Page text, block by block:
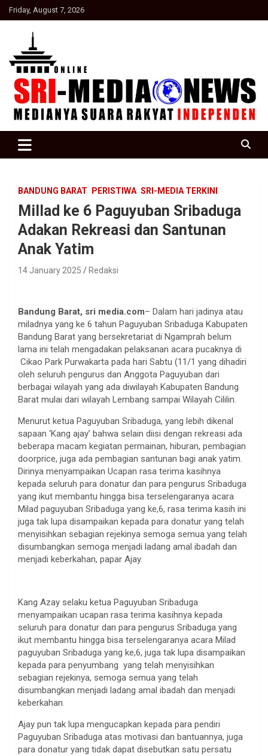
Skip
to
Friday, August 7, 2026
SRI Media news
BANDUNG BARAT PERISTIWA SRI-MEDIA TERKINI
Millad ke 6 Paguyuban Sribaduga
Adakan Rekreasi dan Santunan
Anak Yatim
14 January 2025 Redaksi
Bandung Barat, sri media.com– Dalam hari jadinya atau
miladnya yang ke 6 tahun Paguyuban Sribaduga Kabupaten
Bandung Barat yang bersekretariat di Ngamprah belum
lama ini telah mengadakan pelaksanan acara pucaknya di
Cikao Park Purwakarta pada hari Sabtu (11/1 yang dihadiri
oleh seluruh pengurus dan Anggota Paguyuban dari
berbagai wilayah yang ada diwilayah Kabupaten Bandung
Barat mulai dari wilayah Lembang sampai Wilayah Cililin.
Menurut ketua Paguyuban Sribaduga, yang lebih dikenal
sapaan ‘Kang ajay’ bahwa selain diisi dengan rekreasi ada
beberapa macam kegiatan permainan, hiburan, pembagian
doorprice, juga ada pembagian santunan bagi anak yatim.
Dirinya menyampaikan Ucapan rasa terima kasihnya
kepada seluruh para donatur dan para pengurus Sribaduga
yang ikut membantu hingga bisa terselengaranya acara
Milad paguyuban Sribaduga yang ke,6, rasa terima kasih ini
juga tak lupa disampaikan kepada para donatur yang telah
menyisihkan sebagian rejekinya semoga semua yang telah
disumbangkan semoga menjadi ladang amal ibadah dan
menjadi keberkahan, papar Ajay.
Kang Azay selaku ketua Paguyuban Sribaduga
menyampaikan ucapan rasa terima kasihnya kepada
seluruh para donatur dan para pengurus Sribaduga yang
ikut membantu hingga bisa terselengaranya acara Milad
paguyuban Sribaduga yang ke,6, juga tak lupa disampaikan
kepada para penyumbang yang telah menyisihkan
sebagian rejekinya, semoga semua yang telah
disumbangkan menjadi ladang amal ibadah dan menjadi
keberkahan.
Ajay pun tak lupa mengucapkan kepada para pendiri
Paguyuban Sribaduga atas motivasi dan bantuannya, juga
para donatur yang tidak dapat disebutkan satu persatu